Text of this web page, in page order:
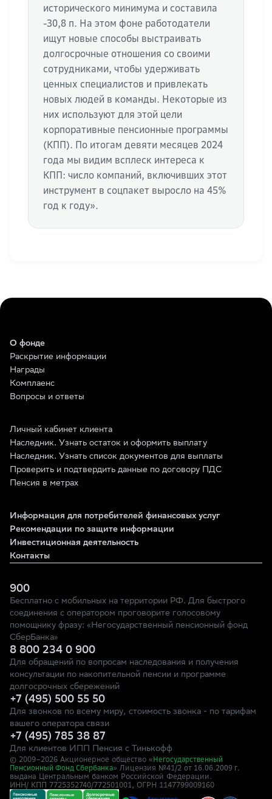
исторического минимума и составила
-30,8 п. На этом фоне работодатели
ищут новые способы выстраивать
долгосрочные отношения со своими
сотрудниками, чтобы удерживать
ценных специалистов и привлекать
новых людей в команды. Некоторые из
них используют для этой цели
корпоративные пенсионные программы
(КПП). По итогам девяти месяцев 2024
года мы видим всплеск интереса к
КПП: число компаний, включивших этот
инструмент в соцпакет выросло на 45%
год к году».
О фонде
Раскрытие информации
Награды
Комплаенс
Вопросы и ответы
Личный кабинет клиента
Наследник. Узнать остаток и оформить выплату
Наследник. Узнать список документов для выплаты
Проверить и подтвердить данные по договору ПДС
Пенсия в метрах
Информация для потребителей финансовых услуг
Рекомендации по защите информации
Инвестиционная деятельность
Контакты
900
Бесплатно с мобильных на территории РФ. Для быстрого
соединения с оператором проговорите голосовому
помощнику фразу: «Негосударственный пенсионный фонд
СберБанка»
8 800 234 0 900
Для обращений по вопросам наследования и получения
консультации по накопительной пенсии и программе
долгосрочных сбережений
+7 (495) 500 55 50
Для звонков по всему миру, стоимость звонка - по тарифам
вашего оператора связи
+7 (495) 785 38 87
Для клиентов ИПП Пенсия с Тинькофф
© 2009–2026 Акционерное общество « Негосударственный
Пенсионный Фонд Сбербанка» Лицензия №41/2 от 16.06.2009 г.
выдана Центральным банком Российской Федерации.
ИНН/ КПП 7725352740/772501001, ОГРН 1147799009160